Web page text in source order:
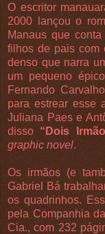
O escritor
2000 lançou o
Manaus que
filhos de pais com
denso que narra
um pequeno
Fernando
para estrear esse
Juliana Paes e
disso “Dois
graphic novel.
Os irmãos (e
Gabriel Bá
os quadrinhos.
pela Companhia
Cia., com 232